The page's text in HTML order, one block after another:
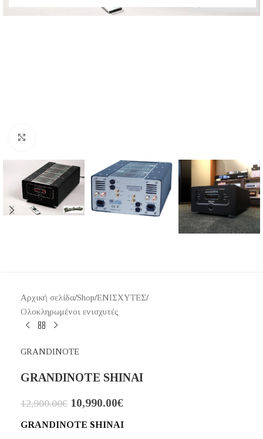
Αρχική σελίδα/Shop/ΕΝΙΣΧΥΤΕΣ/
Ολοκληρωμένοι ενισχυτές
GRANDINOTE
GRANDINOTE SHINAI
12,900.00€ 10,990.00€
GRANDINOTE SHINAI